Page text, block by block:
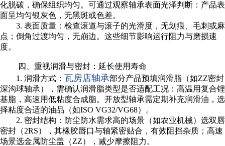
化脱碳，确保组织均匀。可通过观察轴承表面光泽判断：产品表
面呈均匀银灰色，无黑斑或色差。
3. 表面质量：检查滚道与滚子的光滑度，无划痕、毛刺或麻
点；倒角过渡均匀，无崩边。这些细节影响运行阻力与磨损速
度。
四、重视润滑与密封：延长使用寿命
1. 润滑方式： 瓦房店轴承部分产品预填润滑脂（如ZZ密封
深沟球轴承），需确认润滑脂类型是否适配工况：高温用复合锂
基脂，高速用低粘度合成脂。开放型轴承需定期补充润滑油，选
择粘度合适的油品（如ISO VG32/VG68）。
2. 密封结构：防尘防水需求高的场景（如农业机械）选双唇
密封（2RS），其橡胶唇口与轴紧密贴合，有效阻挡杂质；高速
场景选金属防尘盖（ZZ），减少摩擦阻力。